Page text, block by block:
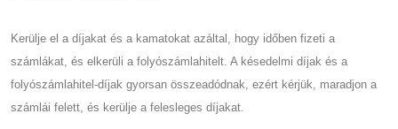
Kerülje el a díjakat és a kamatokat azáltal, hogy időben fizeti a
számlákat, és elkerüli a folyószámlahitelt. A késedelmi díjak és a
folyószámlahitel-díjak gyorsan összeadódnak, ezért kérjük, maradjon a
számlái felett, és kerülje a felesleges díjakat.